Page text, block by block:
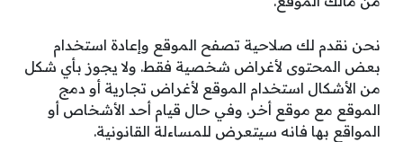
نحن نقدم لك صلاحية تصفح الموقع وإعادة استخدام
بعض المحتوى لأغراض شخصية فقط. ولا يجوز بأي شكل
من الأشكال استخدام الموقع لأغراض تجارية أو دمج
الموقع مع موقع أخر. وفي حال قيام أحد الأشخاص أو
المواقع بها فانه سيتعرض للمساءلة القانونية.